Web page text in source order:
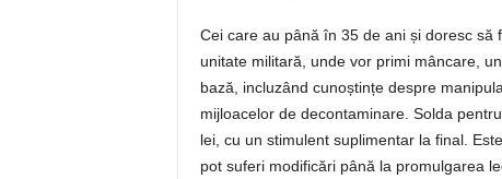
Cei care au până în 35 de ani și doresc
unitate militară, unde vor primi mâncare,
bază, incluzând cunoștințe despre
mijloacelor de decontaminare. Solda
lei, cu un stimulent suplimentar la final.
pot suferi modificări până la promulgarea